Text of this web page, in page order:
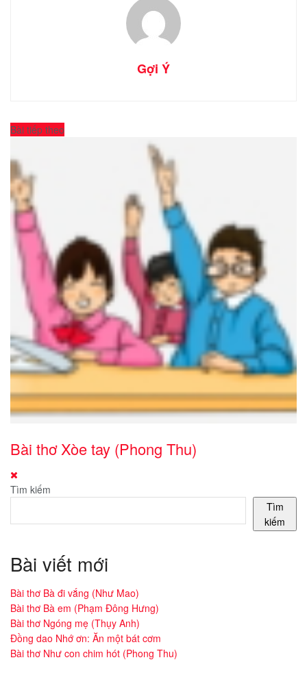
Gợi Ý
Bài tiếp theo
Bài thơ Xòe tay (Phong Thu)
Tìm kiếm
Tìm
kiếm
Bài viết mới
Bài thơ Bà đi vắng (Như Mao)
Bài thơ Bà em (Phạm Đông Hưng)
Bài thơ Ngóng mẹ (Thụy Anh)
Đồng dao Nhớ ơn: Ăn một bát cơm
Bài thơ Như con chim hót (Phong Thu)